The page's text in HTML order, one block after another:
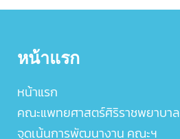
หน้าแรก
หน้าแรก
คณะแพทยศาสตร์ศิริราชพยาบาล
จุดเน้นการพัฒนางาน คณะฯ